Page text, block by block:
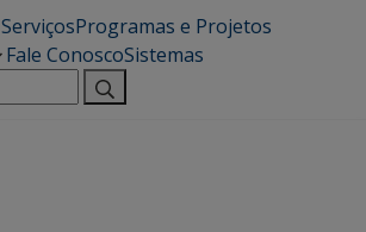
ServiçosProgramas e Projetos
Fale ConoscoSistemas